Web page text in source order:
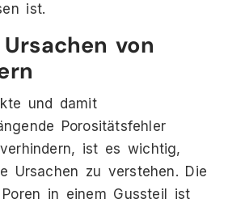
ist.
von
und damit
Porositätsfehler
ist es wichtig,
Ursachen zu verstehen. Die
in einem Gussteil ist